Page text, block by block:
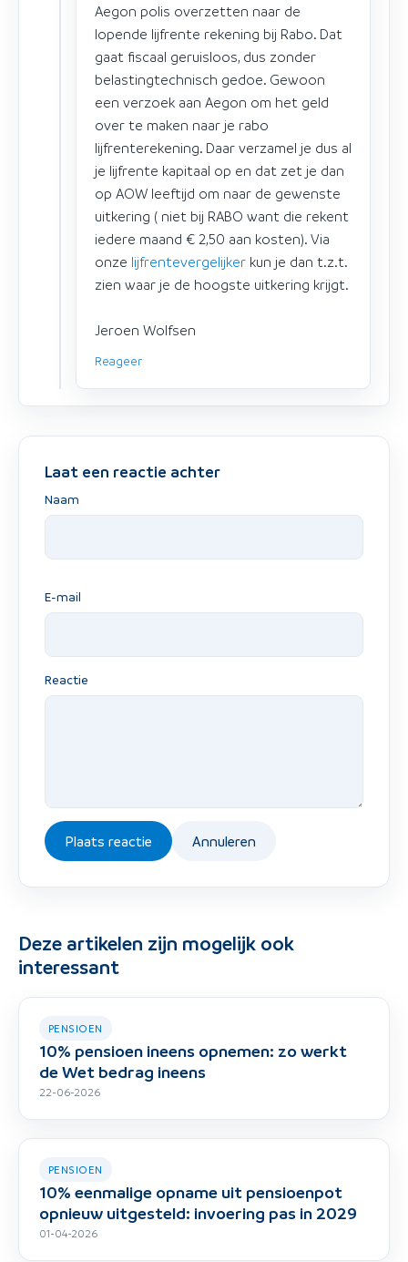
Aegon polis overzetten naar de
lopende lijfrente rekening bij Rabo. Dat
gaat fiscaal geruisloos, dus zonder
belastingtechnisch gedoe. Gewoon
een verzoek aan Aegon om het geld
over te maken naar je rabo
lijfrenterekening. Daar verzamel je dus al
je lijfrente kapitaal op en dat zet je dan
op AOW leeftijd om naar de gewenste
uitkering ( niet bij RABO want die rekent
iedere maand € 2,50 aan kosten). Via
onze lijfrentevergelijker kun je dan t.z.t.
zien waar je de hoogste uitkering krijgt.
Jeroen Wolfsen
Reageer
Laat een reactie achter
Naam
E-mail
Reactie
Plaats reactie Annuleren
Deze artikelen zijn mogelijk ook
interessant
PENSIOEN
10% pensioen ineens opnemen: zo werkt
de Wet bedrag ineens
22-06-2026
PENSIOEN
10% eenmalige opname uit pensioenpot
opnieuw uitgesteld: invoering pas in 2029
01-04-2026